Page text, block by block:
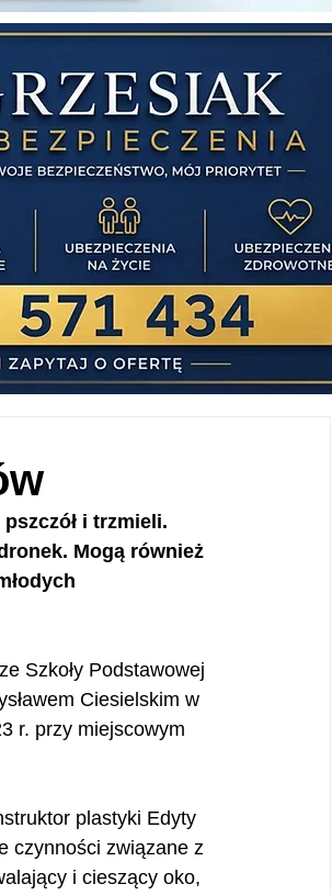
i trzmieli.
Mogą również
Szkoły Podstawowej
Ciesielskim w
r. przy miejscowym
plastyki Edyty
czynności związane z
i cieszący oko,